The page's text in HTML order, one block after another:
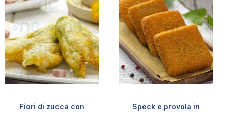
Fiori di zucca con
Speck e provola in